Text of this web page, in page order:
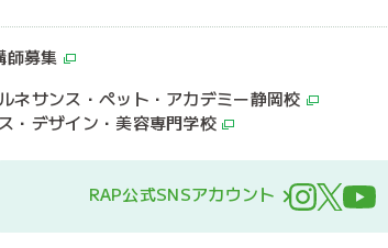
師募集
ネサンス・ペット・アカデミー静岡校
・デザイン・美容専門学校
RAP公式SNSアカウント